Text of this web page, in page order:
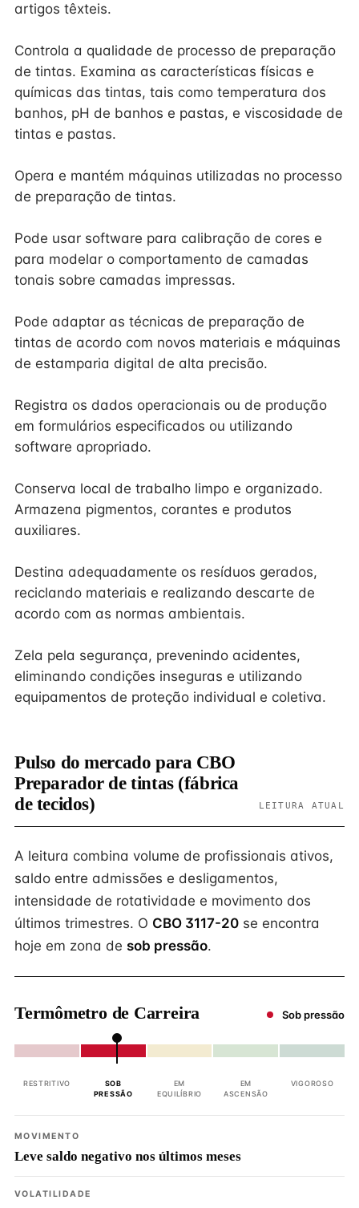
artigos têxteis.
Controla a qualidade de processo de preparação
de tintas. Examina as características físicas e
químicas das tintas, tais como temperatura dos
banhos, pH de banhos e pastas, e viscosidade de
tintas e pastas.
Opera e mantém máquinas utilizadas no processo
de preparação de tintas.
Pode usar software para calibração de cores e
para modelar o comportamento de camadas
tonais sobre camadas impressas.
Pode adaptar as técnicas de preparação de
tintas de acordo com novos materiais e máquinas
de estamparia digital de alta precisão.
Registra os dados operacionais ou de produção
em formulários especificados ou utilizando
software apropriado.
Conserva local de trabalho limpo e organizado.
Armazena pigmentos, corantes e produtos
auxiliares.
Destina adequadamente os resíduos gerados,
reciclando materiais e realizando descarte de
acordo com as normas ambientais.
Zela pela segurança, prevenindo acidentes,
eliminando condições inseguras e utilizando
equipamentos de proteção individual e coletiva.
Pulso do mercado para CBO
Preparador de tintas (fábrica
de tecidos)
LEITURA ATUAL
A leitura combina volume de profissionais ativos,
saldo entre admissões e desligamentos,
intensidade de rotatividade e movimento dos
últimos trimestres. O CBO 3117-20 se encontra
hoje em zona de sob pressão.
Termômetro de Carreira Sob pressão
RESTRITIVO
SOB
PRESSÃO
EM
EQUILÍBRIO
EM
ASCENSÃO
VIGOROSO
MOVIMENTO
Leve saldo negativo nos últimos meses
VOLATILIDADE